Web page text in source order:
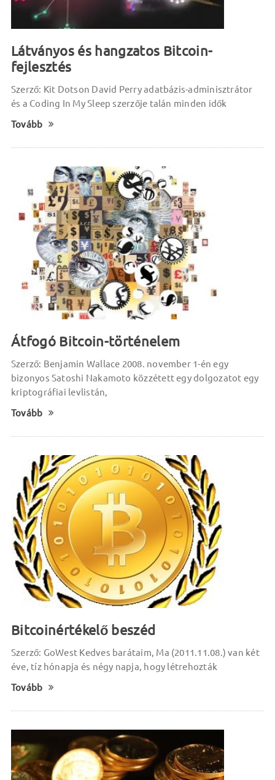
Látványos és hangzatos Bitcoin-
fejlesztés
Szerző: Kit Dotson David Perry adatbázis-adminisztrátor
és a Coding In My Sleep szerzője talán minden idők
Tovább
Átfogó Bitcoin-történelem
Szerző: Benjamin Wallace 2008. november 1-én egy
bizonyos Satoshi Nakamoto közzétett egy dolgozatot egy
kriptográfiai levlistán,
Tovább
Bitcoinértékelő beszéd
Szerző: GoWest Kedves barátaim, Ma (2011.11.08.) van két
éve, tíz hónapja és négy napja, hogy létrehozták
Tovább